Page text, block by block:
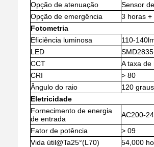
Opção de atenuação
Sensor
Opção de emergência
3 horas +
Fotometria
Eficiência luminosa
110-
LED
SMD2835
CCT
A taxa de
CRI
> 80
Ângulo do raio
120 graus
Eletricidade
Fornecimento de energia
de entrada
AC200-
Fator de potência
> 09
Vida útil@Ta25°(L70)
54,000